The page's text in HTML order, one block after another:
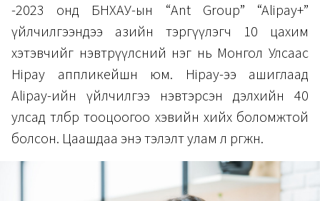
-2023 онд БНХАУ-ын “Ant Group” “Alipay+”
үйлчилгээндээ азийн тэргүүлэгч 10 цахим
хэтэвчийг нэвтрүүлсний нэг нь Монгол Улсаас
Hipay аппликейшн юм. Hipay-ээ ашиглаад
Alipay-ийн үйлчилгээ нэвтэрсэн дэлхийн 40
улсад төлбөр тооцоогоо хэвийн хийх боломжтой
болсон. Цаашдаа энэ тэлэлт улам л өргөжнө.